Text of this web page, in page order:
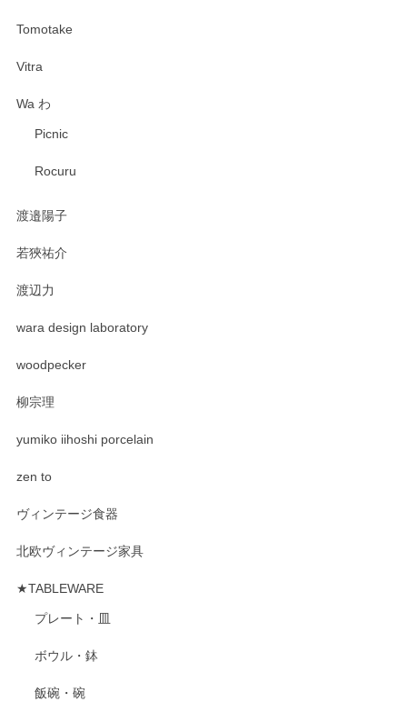
Tomotake
Vitra
Wa わ
Picnic
Rocuru
渡邉陽子
若狹祐介
渡辺力
wara design laboratory
woodpecker
柳宗理
yumiko iihoshi porcelain
zen to
ヴィンテージ食器
北欧ヴィンテージ家具
★TABLEWARE
プレート・皿
ボウル・鉢
飯碗・碗